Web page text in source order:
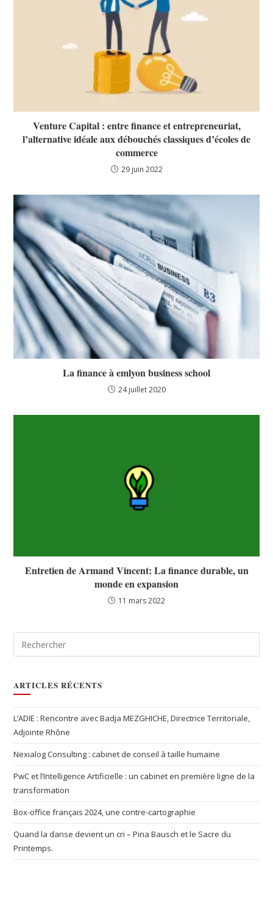
Venture Capital : entre finance et entrepreneuriat,
l’alternative idéale aux débouchés classiques d’écoles de
commerce
29 juin 2022
La finance à emlyon business school
24 juillet 2020
Entretien de Armand Vincent: La finance durable, un
monde en expansion
11 mars 2022
ARTICLES RÉCENTS
L’ADIE : Rencontre avec Badja MEZGHICHE, Directrice Territoriale,
Adjointe Rhône
Nexialog Consulting : cabinet de conseil à taille humaine
PwC et l’Intelligence Artificielle : un cabinet en première ligne de la
transformation
Box-office français 2024, une contre-cartographie
Quand la danse devient un cri – Pina Bausch et le Sacre du
Printemps.